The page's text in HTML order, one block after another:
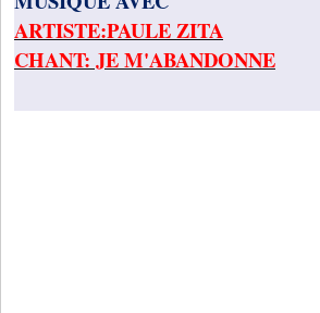
ARTISTE:PAULE ZITA
CHANT: JE M'ABANDONNE